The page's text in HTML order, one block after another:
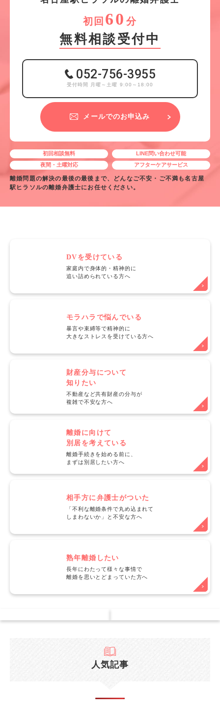
初回 60 分
無料相談受付中
052-756-3955
受付時間 月曜～土曜 9:00～18:00
メールでのお申込み
初回相談無料
LINE問い合わせ可能
夜間・土曜対応
アフターケアサービス
離婚問題の解決の最後の最後まで、どんなご不安・ご不満も名古屋
駅ヒラソルの離婚弁護士にお任せください。
DVを受けている
家庭内で身体的・精神的に
追い詰められている方へ
モラハラで悩んでいる
暴言や束縛等で精神的に
大きなストレスを受けている方へ
財産分与について
知りたい
不動産など共有財産の分与が
複雑で不安な方へ
離婚に向けて
別居を考えている
離婚手続きを始める前に、
まずは別居したい方へ
相手方に弁護士がついた
「不利な離婚条件で丸め込まれて
しまわないか」と不安な方へ
熟年離婚したい
長年にわたって様々な事情で
離婚を思いとどまっていた方へ
人気記事